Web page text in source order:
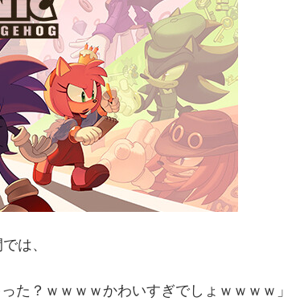
は、
た？ｗｗｗｗかわいすぎでしょｗｗｗｗ」